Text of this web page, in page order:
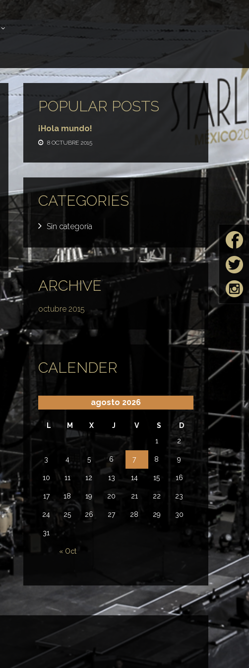
POPULAR POSTS
¡Hola mundo!
8 OCTUBRE 2015
CATEGORIES
Sin categoría
ARCHIVE
octubre 2015
CALENDER
agosto 2026
L M X J V S D
« Oct
1 2
3 4 5 6 7 8 9
10 11 12 13 14 15 16
17 18 19 20 21 22 23
24 25 26 27 28 29 30
31